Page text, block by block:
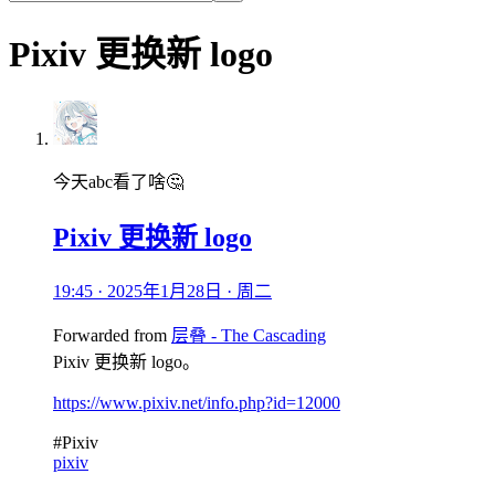
Pixiv 更换新 logo
今天abc看了啥🤔
Pixiv 更换新 logo
19:45 · 2025年1月28日 · 周二
Forwarded from 层叠 - The Cascading
Pixiv 更换新 logo。
https://www.pixiv.net/info.php?id=12000
#Pixiv
pixiv